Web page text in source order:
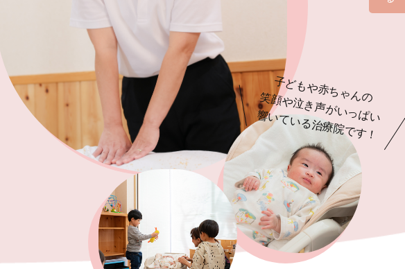
子どもや赤ちゃんの
笑顔や泣き声がいっぱい
響いている治療院です！